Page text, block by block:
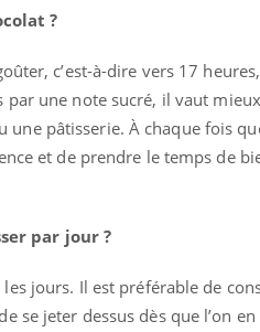
?
c’est-à-dire vers 17
une note sucré, il vaut
pâtisserie. À chaque fois
et de prendre le temps de
par jour ?
jours. Il est préférable de
jeter dessus dès que l’on en